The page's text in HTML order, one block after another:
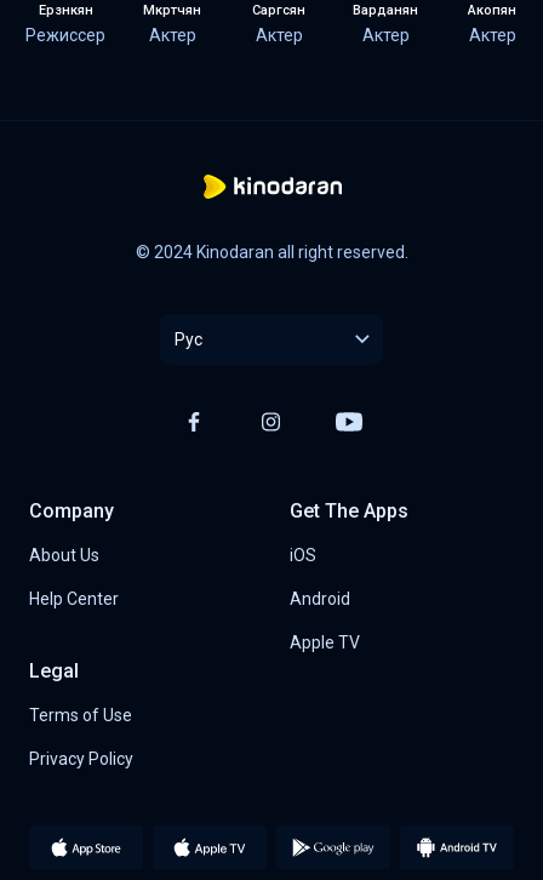
Ерзнкян
Режиссер
Мкртчян
Актер
Саргсян
Актер
Варданян
Актер
Акопян
Актер
© 2024 Kinodaran all right reserved.
Рус
Company
About Us
Help Center
Get The Apps
iOS
Android
Apple TV
Legal
Terms of Use
Privacy Policy